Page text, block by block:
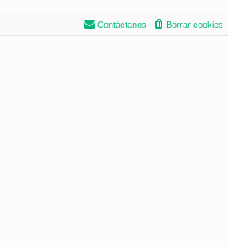
Borrar cookies
Contáctanos